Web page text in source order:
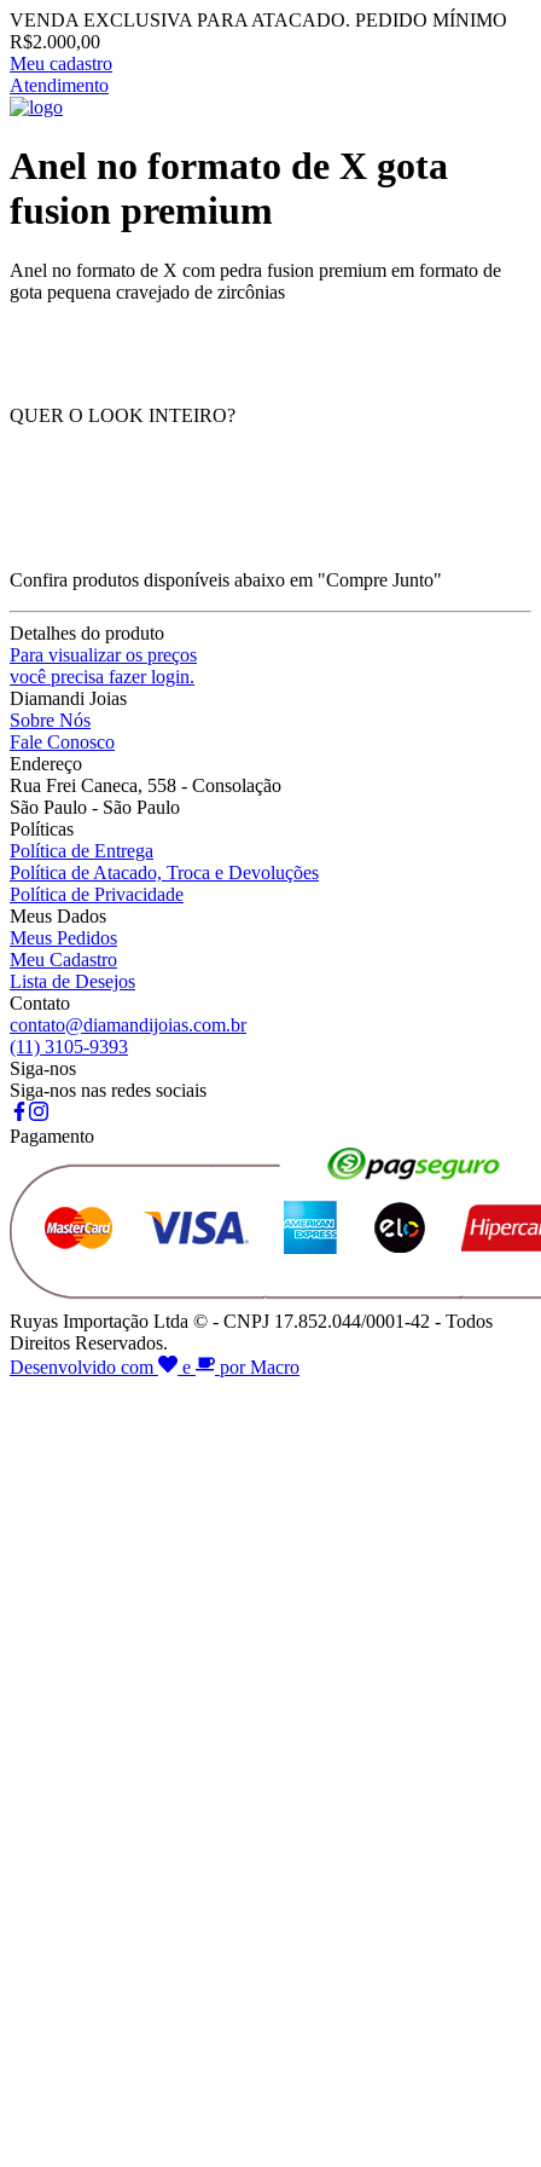
VENDA EXCLUSIVA PARA ATACADO. PEDIDO MÍNIMO
R$2.000,00
Meu cadastro
Atendimento
Anel no formato de X gota
fusion premium
Anel no formato de X com pedra fusion premium em formato de
gota pequena cravejado de zircônias
QUER O LOOK INTEIRO?
Confira produtos disponíveis abaixo em "Compre Junto"
Detalhes do produto
Para visualizar os preços
você precisa fazer login.
Diamandi Joias
Sobre Nós
Fale Conosco
Endereço
Rua Frei Caneca, 558 - Consolação
São Paulo - São Paulo
Políticas
Política de Entrega
Política de Atacado, Troca e Devoluções
Política de Privacidade
Meus Dados
Meus Pedidos
Meu Cadastro
Lista de Desejos
Contato
contato@diamandijoias.com.br
(11) 3105-9393
Siga-nos
Siga-nos nas redes sociais
Pagamento
Ruyas Importação Ltda © - CNPJ 17.852.044/0001-42 - Todos
Direitos Reservados.
Desenvolvido com
e por Macro